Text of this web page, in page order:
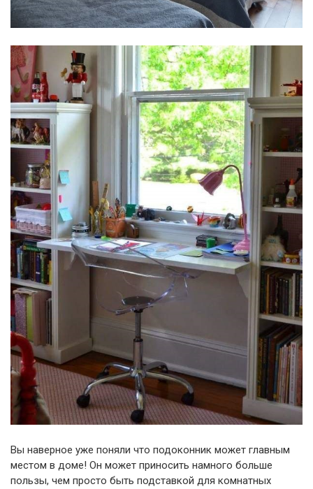
Вы наверное уже поняли что подоконник может главным
местом в доме! Он может приносить намного больше
пользы, чем просто быть подставкой для комнатных